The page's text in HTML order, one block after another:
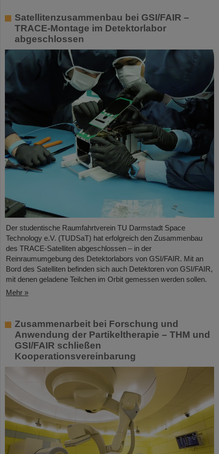
Satellitenzusammenbau bei GSI/FAIR –
TRACE-Montage im Detektorlabor
abgeschlossen
Der studentische Raumfahrtverein TU Darmstadt Space
Technology e.V. (TUDSaT) hat erfolgreich den Zusammenbau
des TRACE-Satelliten abgeschlossen – in der
Reinraumumgebung des Detektorlabors von GSI/FAIR. Mit an
Bord des Satelliten befinden sich auch Detektoren von GSI/FAIR,
mit denen geladene Teilchen im Orbit gemessen werden sollen.
Mehr »
Zusammenarbeit bei Forschung und
Anwendung der Partikeltherapie – THM und
GSI/FAIR schließen
Kooperationsvereinbarung